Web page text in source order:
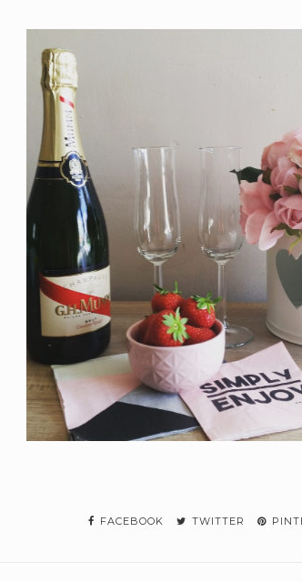
FACEBOOK TWITTER